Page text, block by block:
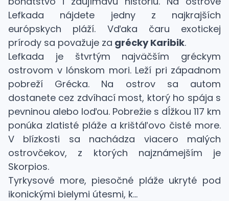
Lefkada nájdete jedny z najkrajších
európskych pláží. Vďaka čaru exotickej
prírody sa považuje za grécky Karibik.
Lefkada je štvrtým najväčším gréckym
ostrovom v Iónskom mori. Leží pri západnom
pobreží Grécka. Na ostrov sa autom
dostanete cez zdvíhací most, ktorý ho spája s
pevninou alebo loďou. Pobrežie s dĺžkou 117 km
ponúka zlatisté pláže a krištáľovo čisté more.
V blízkosti sa nachádza viacero malých
ostrovčekov, z ktorých najznámejším je
Skorpios.
Tyrkysové more, piesočné pláže ukryté pod
ikonickými bielymi útesmi, k...